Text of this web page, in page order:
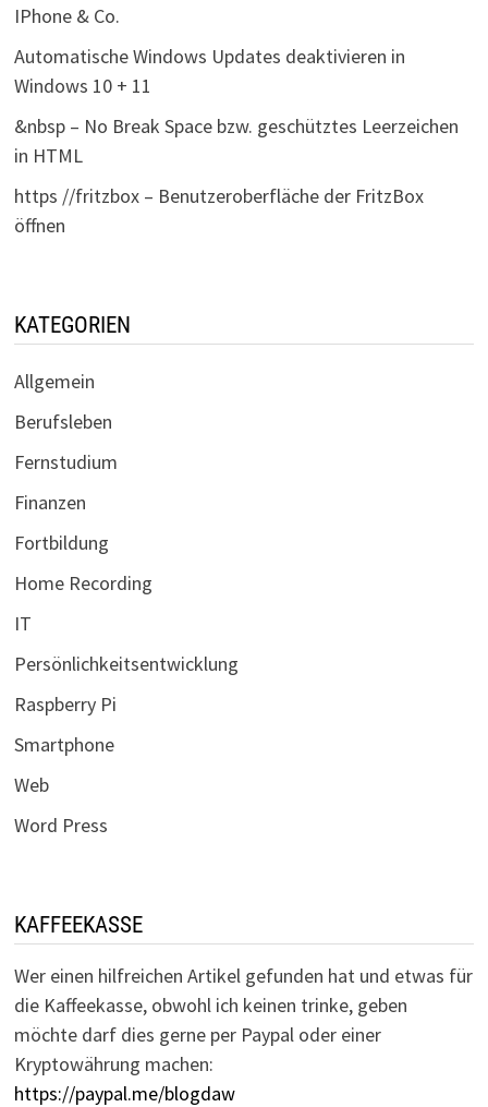
IPhone & Co.
Automatische Windows Updates deaktivieren in
Windows 10 + 11
&nbsp – No Break Space bzw. geschütztes Leerzeichen
in HTML
https //fritzbox – Benutzeroberfläche der FritzBox
öffnen
KATEGORIEN
Allgemein
Berufsleben
Fernstudium
Finanzen
Fortbildung
Home Recording
IT
Persönlichkeitsentwicklung
Raspberry Pi
Smartphone
Web
Word Press
KAFFEEKASSE
Wer einen hilfreichen Artikel gefunden hat und etwas für
die Kaffeekasse, obwohl ich keinen trinke, geben
möchte darf dies gerne per Paypal oder einer
Kryptowährung machen:
https://paypal.me/blogdaw